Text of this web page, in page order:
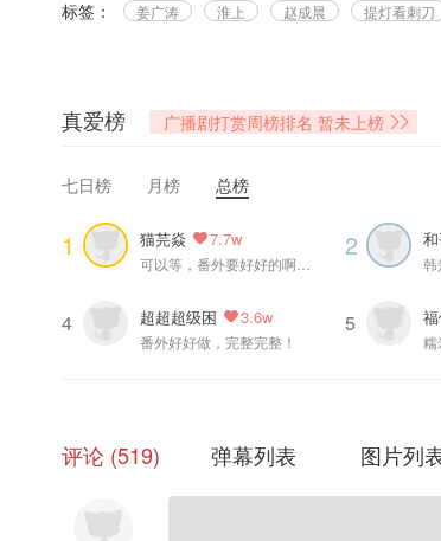
编剧：六音@六音书钟晚
题字：酸橙汁@一勺酸橙汁
宣传：泡芙
楚慈：姜广涛@姜广涛
韩越：赵成晨@赵成晨要努力开心呀
——本故事架空，不映射现实任何城市和人物——
——猫耳FM独家播出，付费内容禁止二改、二传及商用——
标签： 姜广涛 淮上 赵成晨 提灯看刺刀
真爱榜 广播剧打赏周榜排名 暂未上榜
七日榜 月榜 总榜
1 猫芫焱 7.7w 2
韩
4 超超超级困 3.6w
番外好好做，完整完整！
5
糯
评论 519 弹幕列表 图片列